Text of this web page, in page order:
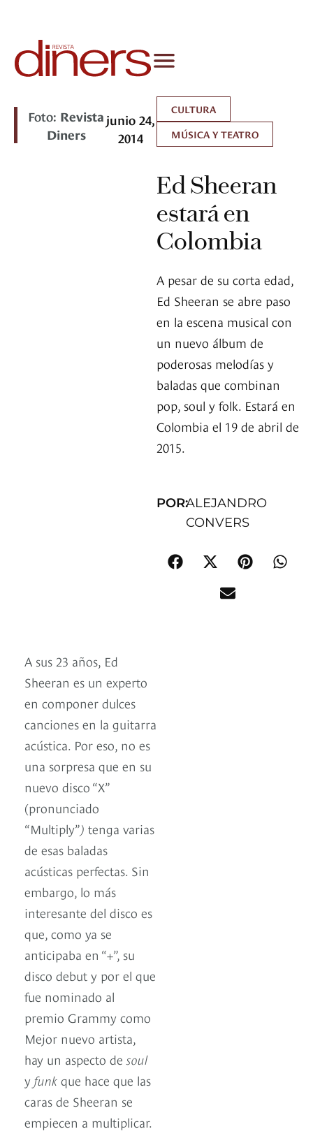
Foto: Revista
Diners
junio 24,
2014
CULTURA
MÚSICA Y TEATRO
Ed Sheeran
estará en
Colombia
A pesar de su corta edad,
Ed Sheeran se abre paso
en la escena musical con
un nuevo álbum de
poderosas melodías y
baladas que combinan
pop, soul y folk. Estará en
Colombia el 19 de abril de
2015.
POR:ALEJANDRO
CONVERS
A sus 23 años, Ed
Sheeran es un experto
en componer dulces
canciones en la guitarra
acústica. Por eso, no es
una sorpresa que en su
nuevo disco “X”
(pronunciado
“Multiply”) tenga varias
de esas baladas
acústicas perfectas. Sin
embargo, lo más
interesante del disco es
que, como ya se
anticipaba en “+”, su
disco debut y por el que
fue nominado al
premio Grammy como
Mejor nuevo artista,
hay un aspecto de soul
y funk que hace que las
caras de Sheeran se
empiecen a multiplicar.